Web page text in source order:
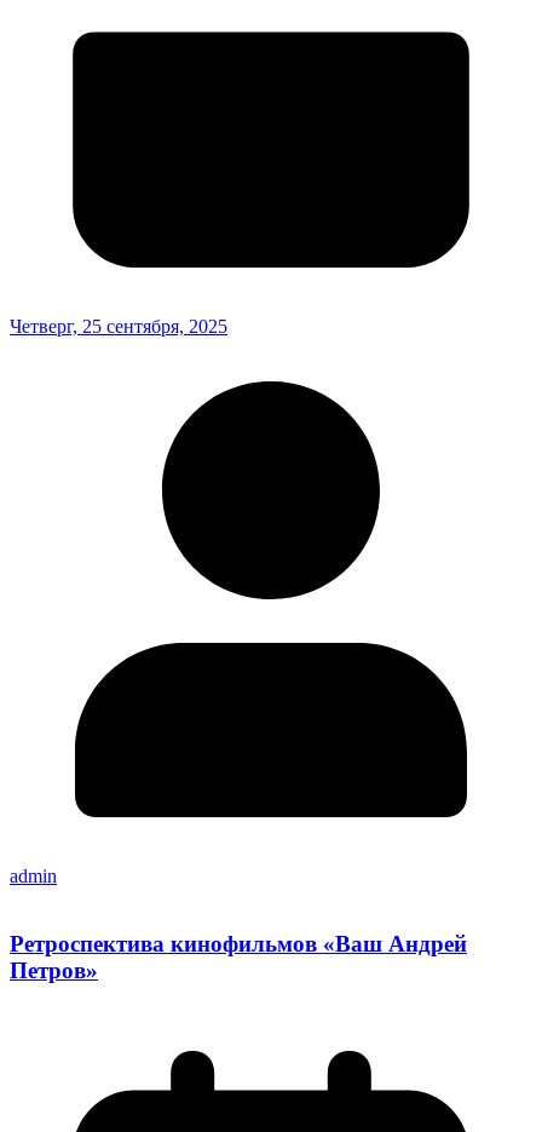
Четверг, 25 сентября, 2025
admin
Ретроспектива кинофильмов «Ваш Андрей
Петров»